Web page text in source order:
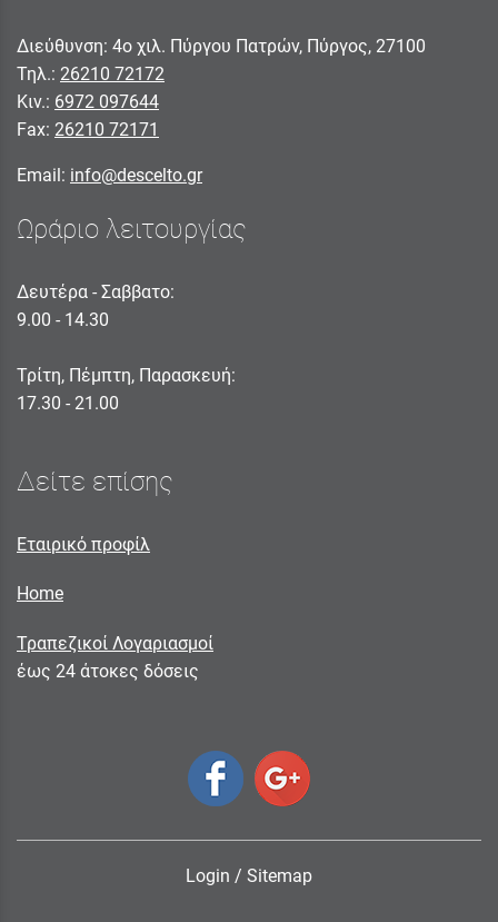
Διεύθυνση: 4ο χιλ. Πύργου Πατρών, Πύργος, 27100
Τηλ.: 26210 72172
Κιν.: 6972 097644
Fax: 26210 72171
Email: info@descelto.gr
Ωράριο λειτουργίας
Δευτέρα - Σαββατο:
9.00 - 14.30
Τρίτη, Πέμπτη, Παρασκευή:
17.30 - 21.00
Δείτε επίσης
Εταιρικό προφίλ
Home
Τραπεζικοί Λογαριασμοί
έως 24 άτοκες δόσεις
Login / Sitemap